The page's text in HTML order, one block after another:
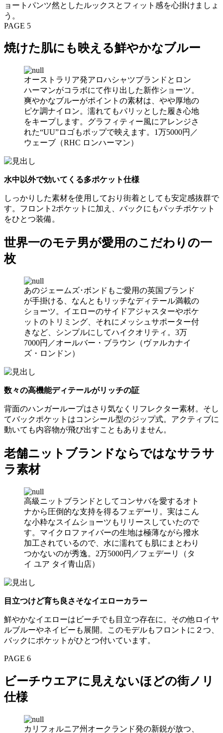
ョートパンツ然としたルックスとフィット感を心掛けましょ
う。
PAGE 5
焼けた肌にも映える鮮やかなブルー
オーストラリア発アロハシャツブランドとロン
ハーマンがコラボにて作り出した新作ショーツ。
爽やかなブルーがポイントの素材は、やや厚地の
ピケ調ナイロン。濡れてもパリッとした履き心地
をキープします。グラフィティー風にアレンジさ
れた“UU”ロゴもポップで映えます。1万5000円／
ウェーブ（RHC ロンハーマン）
水中以外で効いてくる多ポケット仕様
しっかりした素材を使用しており街着としても安定感抜群で
す。フロント2ポケットに加え、バックにもパッチポケット
をひとつ装備。
世界一のモテ男が愛用のこだわりの一
枚
あのジェームズ･ボンドもご愛用の英国ブランド
が手掛ける、なんともリッチなディテール満載の
ショーツ。イエローのサイドアジャスターやポケ
ットのトリミング、それにメッシュサポーター付
きなど、シンプルにしてハイクオリティ。3万
7000円／オールバー・ブラウン（ヴァルカナイ
ズ・ロンドン）
数々の高機能ディテールがリッチの証
背面のハンガーループはさり気なくリフレクター素材。そし
てバックポケットはコンシール型のジップ式。アクティブに
動いても内容物が飛び出すこともありません。
老舗ニットブランドならではなサラサ
ラ素材
高級ニットブランドとしてコンサバを愛するオト
ナから圧倒的な支持を得るフェデーリ。実はこん
な小粋なスイムショーツもリリースしていたので
す。マイクロファイバーの生地は極薄ながら撥水
加工されているので、水に濡れても肌にまとわり
つかないのが秀逸。2万5000円／フェデーリ（タ
イ ユア タイ青山店）
目立つけど育ち良さそなイエローカラー
鮮やかなイエローはビーチでも目立つ存在に。その他ロイヤ
ルブルーやネイビーも展開。このモデルもフロントに２つ、
バックにポケットがひとつ付いています。
PAGE 6
ビーチウエアに見えないほどの街ノリ
仕様
カリフォルニア州オークランド発の新鋭が放つ、